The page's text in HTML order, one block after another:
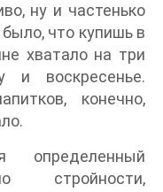
ну и частенько
что купишь в
хватало на три
и воскресенье.
конечно,
определенный
стройности,